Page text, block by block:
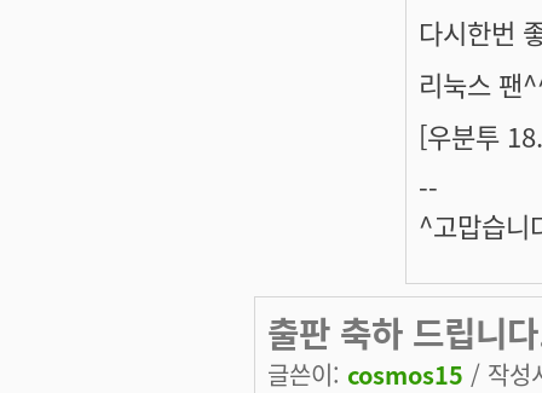
다시한번
리눅스 팬
[우분투
--
^고맙습
출판 축하 드립니
글쓴이: cosmos15 / 작성